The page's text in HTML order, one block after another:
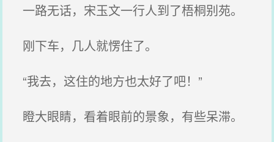
一路无话，宋玉文一行人到了梧桐别苑。
刚下车，几人就愣住了。
“我去，这住的地方也太好了吧！”
瞪大眼睛，看着眼前的景象，有些呆滞。